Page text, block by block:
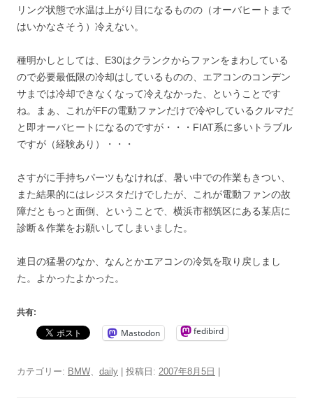
リング状態で水温は上がり目になるものの（オーバヒートまで
はいかなさそう）冷えない。
種明かしとしては、E30はクランクからファンをまわしている
ので必要最低限の冷却はしているものの、エアコンのコンデン
サまでは冷却できなくなって冷えなかった、ということです
ね。まぁ、これがFFの電動ファンだけで冷やしているクルマだ
と即オーバヒートになるのですが・・・FIAT系に多いトラブル
ですが（経験あり）・・・
さすがに手持ちパーツもなければ、暑い中での作業もきつい、
また結果的にはレジスタだけでしたが、これが電動ファンの故
障だともっと面倒、ということで、横浜市都筑区にある某店に
診断＆作業をお願いしてしまいました。
連日の猛暑のなか、なんとかエアコンの冷気を取り戻しまし
た。よかったよかった。
共有:
Mastodon fedibird
カテゴリー: BMW daily | 投稿日: 2007年8月5日 |